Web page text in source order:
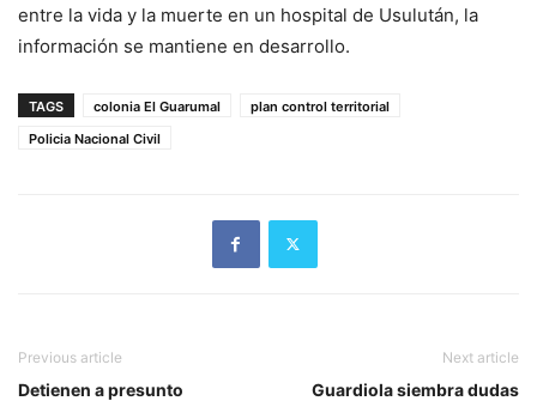
entre la vida y la muerte en un hospital de Usulután, la
información se mantiene en desarrollo.
TAGS colonia El Guarumal
plan control territorial
Policia Nacional Civil
Previous article
Detienen a presunto
Next article
Guardiola siembra dudas